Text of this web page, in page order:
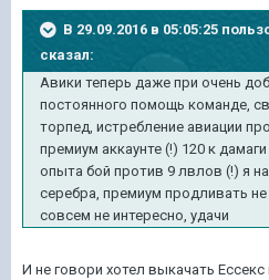
В 29.09.2016 в 05:05:25
сказал:
Авики теперь даже при очень
постоянного помощь команде,
торпед, истребление авиации
премиум аккаунте (!) 120 к
опыта бой против 9 лвлов (!) я
серебра, премиум продливать
совсем не интересно, удачи
​И не говори хотел выкачать